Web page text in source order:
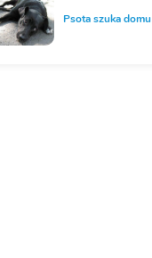
Psota szuka domu